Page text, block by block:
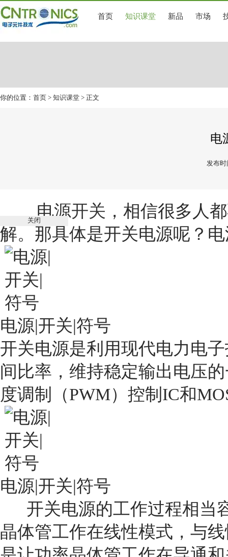
首页 知识课堂 新品 市场
你的位置： 首页 > 知识课堂 > 正文
电
发布时
电源开关 ，相信很多人
解。那具体是开关电源呢？
电源|开关|符号
开关电源是利用现代电力电
间比率，维持稳定输出电压
度调制（PWM）控制IC和
电源|开关|符号
开关电源的工作过程相当
晶体管工作在线性模式，与
关闭